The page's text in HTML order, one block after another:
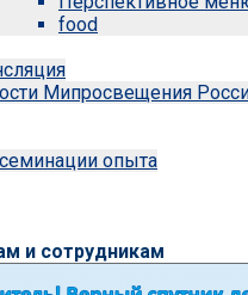
food
Мипросвещения
опыта
и сотрудникам